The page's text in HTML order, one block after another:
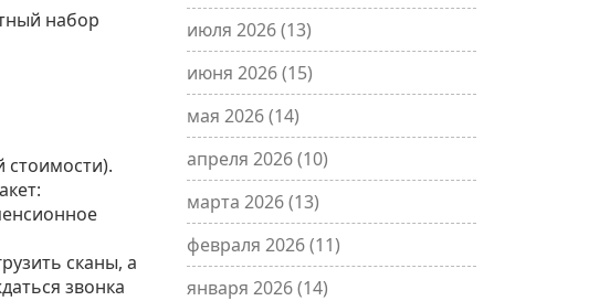
набор
стоимости).
сканы, а
звонка
июля 2026(13)
июня 2026(15)
мая 2026(14)
апреля 2026(10)
марта 2026(13)
февраля 2026(11)
января 2026(14)